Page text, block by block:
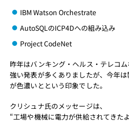
IBM Watson Orchestrate
AutoSQLのICP4Dへの組み込み
Project CodeNet
昨年はバンキング・ヘルス・テレコ
強い発表が多くありましたが、今年
が色濃いとという印象でした。
クリシュナ氏のメッセージは、
“工場や機械に電力が供給されてきた